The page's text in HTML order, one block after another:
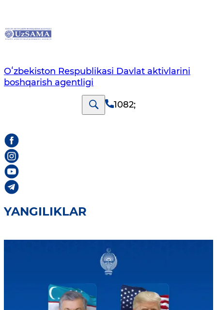
Oʻzbekiston Respublikasi Davlat aktivlarini
boshqarish agentligi
1082;
YANGILIKLAR